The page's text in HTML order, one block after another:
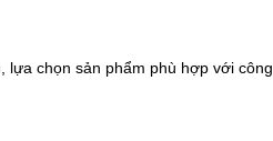
chọn sản phẩm phù hợp với